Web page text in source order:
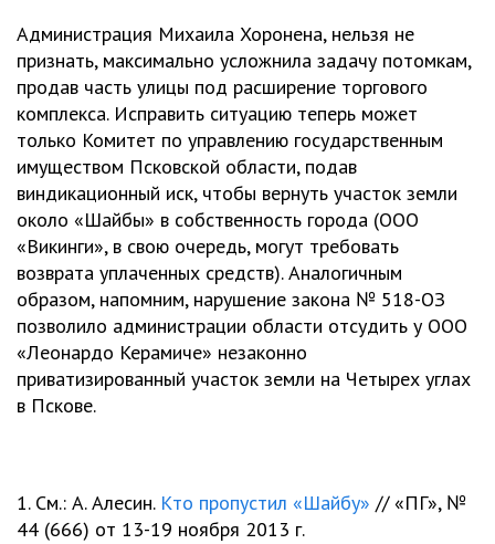
Администрация Михаила Хоронена, нельзя не
признать, максимально усложнила задачу потомкам,
продав часть улицы под расширение торгового
комплекса. Исправить ситуацию теперь может
только Комитет по управлению государственным
имуществом Псковской области, подав
виндикационный иск, чтобы вернуть участок земли
около «Шайбы» в собственность города (ООО
«Викинги», в свою очередь, могут требовать
возврата уплаченных средств). Аналогичным
образом, напомним, нарушение закона № 518-ОЗ
позволило администрации области отсудить у ООО
«Леонардо Керамиче» незаконно
приватизированный участок земли на Четырех углах
в Пскове.
1. См.: А. Алесин. Кто пропустил «Шайбу» // «ПГ», №
44 (666) от 13-19 ноября 2013 г.